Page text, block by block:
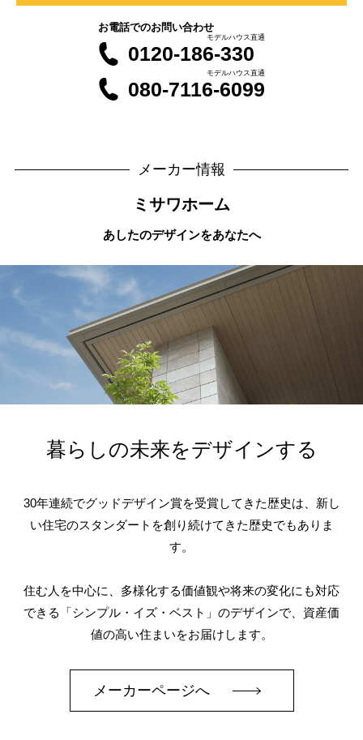
お電話でのお問い合わせ
0120-186-330
モデルハウス直通
080-7116-6099
モデルハウス直通
メーカー情報
ミサワホーム
あしたのデザインをあなたへ
暮らしの未来をデザインする
30年連続でグッドデザイン賞を受賞してきた歴史は、新し
い住宅のスタンダートを創り続けてきた歴史でもありま
す。
住む人を中心に、多様化する価値観や将来の変化にも対応
できる「シンプル・イズ・ベスト」のデザインで、資産価
値の高い住まいをお届けします。
メーカーページへ